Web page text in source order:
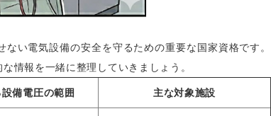
い電気設備の安全を守るための重要な国家資格です。
情報を一緒に整理していきましょう。
備電圧の範囲 主な対象施設